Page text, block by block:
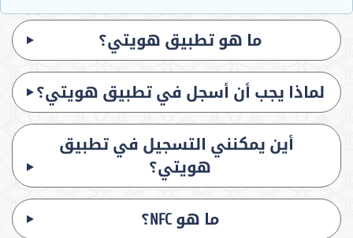
ما هو تطبيق هويتي؟
لماذا يجب أن أسجل في تطبيق هويتي؟
أين يمكنني التسجيل في تطبيق
هويتي؟
ما هو NFC؟